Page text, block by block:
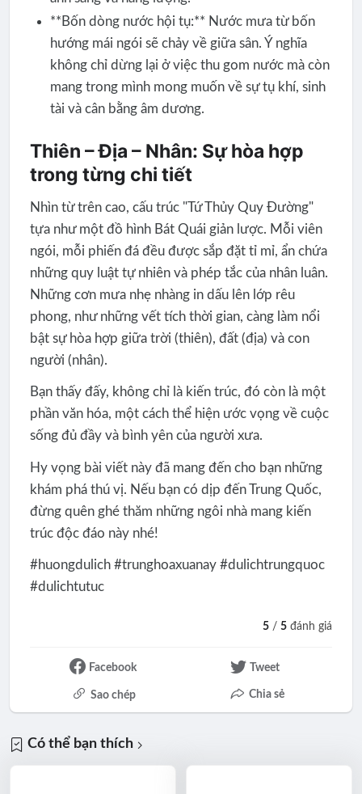
**Bốn dòng nước hội tụ:** Nước mưa từ bốn
hướng mái ngói sẽ chảy về giữa sân. Ý nghĩa
không chỉ dừng lại ở việc thu gom nước mà còn
mang trong mình mong muốn về sự tụ khí, sinh
tài và cân bằng âm dương.
Thiên – Địa – Nhân: Sự hòa hợp
trong từng chi tiết
Nhìn từ trên cao, cấu trúc "Tứ Thủy Quy Đường"
tựa như một đồ hình Bát Quái giản lược. Mỗi viên
ngói, mỗi phiến đá đều được sắp đặt tỉ mỉ, ẩn chứa
những quy luật tự nhiên và phép tắc của nhân luân.
Những cơn mưa nhẹ nhàng in dấu lên lớp rêu
phong, như những vết tích thời gian, càng làm nổi
bật sự hòa hợp giữa trời (thiên), đất (địa) và con
người (nhân).
Bạn thấy đấy, không chỉ là kiến trúc, đó còn là một
phần văn hóa, một cách thể hiện ước vọng về cuộc
sống đủ đầy và bình yên của người xưa.
Hy vọng bài viết này đã mang đến cho bạn những
khám phá thú vị. Nếu bạn có dịp đến Trung Quốc,
đừng quên ghé thăm những ngôi nhà mang kiến
trúc độc đáo này nhé!
#huongdulich #trunghoaxuanay #dulichtrungquoc
#dulichtutuc
5 /5 đánh giá
Facebook Tweet
Sao chép Chia sẻ
Có thể bạn thích